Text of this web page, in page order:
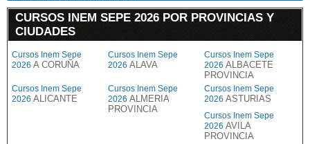
CURSOS INEM SEPE 2026 POR PROVINCIAS Y
CIUDADES
Cursos Inem Sepe
2026 A CORUÑA
Cursos Inem Sepe
2026 ALAVA
Cursos Inem Sepe
2026 ALBACETE
PROVINCIA
Cursos Inem Sepe
2026 ALICANTE
Cursos Inem Sepe
2026 ALMERIA
PROVINCIA
Cursos Inem Sepe
2026 ASTURIAS
Cursos Inem Sepe
2026 AVILA
PROVINCIA